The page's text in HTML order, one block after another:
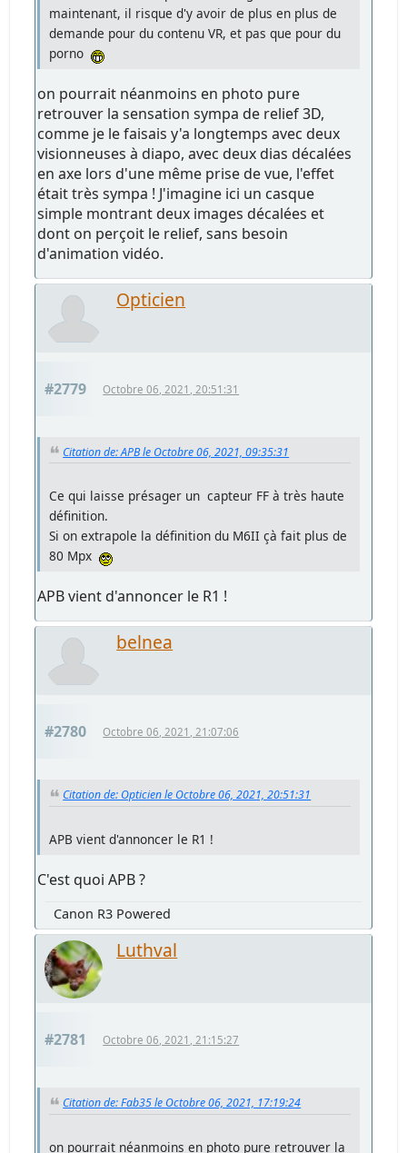
maintenant, il risque d'y avoir de plus en plus de
demande pour du contenu VR, et pas que pour du
porno
on pourrait néanmoins en photo pure
retrouver la sensation sympa de relief 3D,
comme je le faisais y'a longtemps avec deux
visionneuses à diapo, avec deux dias décalées
en axe lors d'une même prise de vue, l'effet
était très sympa ! J'imagine ici un casque
simple montrant deux images décalées et
dont on perçoit le relief, sans besoin
d'animation vidéo.
Opticien
#2779 Octobre 06, 2021, 20:51:31
Citation de: APB le Octobre 06, 2021, 09:35:31
Ce qui laisse présager un capteur FF à très haute
définition.
Si on extrapole la définition du M6II çà fait plus de
80 Mpx
APB vient d'annoncer le R1 !
belnea
#2780 Octobre 06, 2021, 21:07:06
Citation de: Opticien le Octobre 06, 2021, 20:51:31
APB vient d'annoncer le R1 !
C'est quoi APB ?
Canon R3 Powered
Luthval
#2781 Octobre 06, 2021, 21:15:27
Citation de: Fab35 le Octobre 06, 2021, 17:19:24
on pourrait néanmoins en photo pure retrouver la